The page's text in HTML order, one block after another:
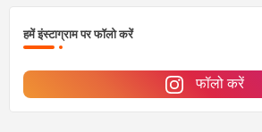
हमें इंस्टाग्राम पर फॉलो करें
फॉलो करें